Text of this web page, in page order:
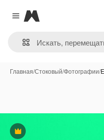
Close menu
Magnific
Главная/Стоковый/Фотографии/
Премиум